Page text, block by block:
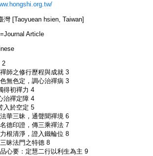
灣 [Taoyuean hsien, Taiwan]
Article
2
師之修行歷程與成就 3
色無色定，調心治禪病 3
得初禪力 4
治禪定障 4
入於空定 5
法華三昧，通聲聞禪境 6
名德印證，傳三乘禪法 7
力根清淨，證入鐵輪位 8
昧法門之特德 8
品心要：定慧二行以利生為主 9